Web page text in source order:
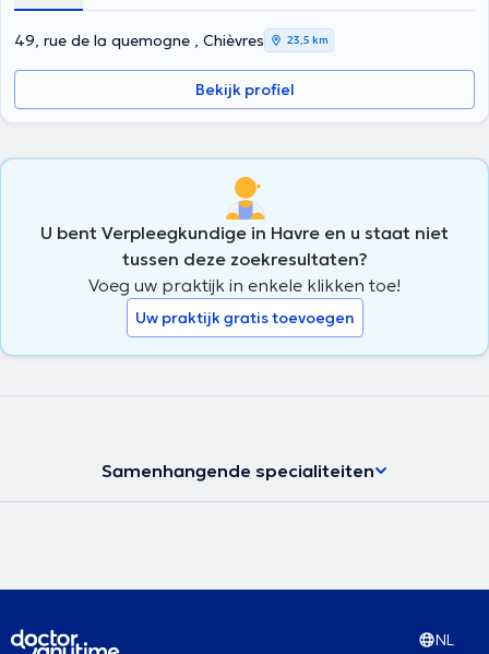
49, rue de la quemogne , Chièvres 23,5 km
Bekijk profiel
U bent Verpleegkundige in Havre en u staat niet
tussen deze zoekresultaten?
Voeg uw praktijk in enkele klikken toe!
Uw praktijk gratis toevoegen
Samenhangende specialiteiten
NL